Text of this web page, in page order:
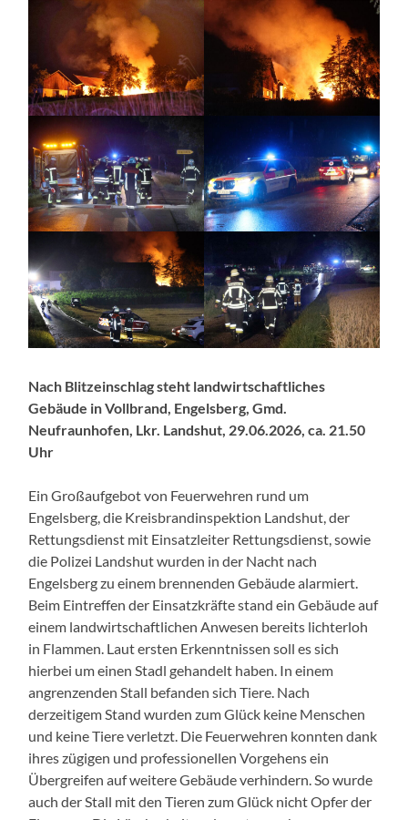
Nach Blitzeinschlag steht landwirtschaftliches
Gebäude in Vollbrand, Engelsberg, Gmd.
Neufraunhofen, Lkr. Landshut, 29.06.2026, ca. 21.50
Uhr
Ein Großaufgebot von Feuerwehren rund um
Engelsberg, die Kreisbrandinspektion Landshut, der
Rettungsdienst mit Einsatzleiter Rettungsdienst, sowie
die Polizei Landshut wurden in der Nacht nach
Engelsberg zu einem brennenden Gebäude alarmiert.
Beim Eintreffen der Einsatzkräfte stand ein Gebäude auf
einem landwirtschaftlichen Anwesen bereits lichterloh
in Flammen. Laut ersten Erkenntnissen soll es sich
hierbei um einen Stadl gehandelt haben. In einem
angrenzenden Stall befanden sich Tiere. Nach
derzeitigem Stand wurden zum Glück keine Menschen
und keine Tiere verletzt. Die Feuerwehren konnten dank
ihres zügigen und professionellen Vorgehens ein
Übergreifen auf weitere Gebäude verhindern. So wurde
auch der Stall mit den Tieren zum Glück nicht Opfer der